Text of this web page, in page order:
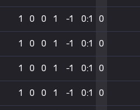
1 0 0 1 -1 0:1 0
1 0 0 1 -1 0:1 0
1 0 0 1 -1 0:1 0
1 0 0 1 -1 0:1 0